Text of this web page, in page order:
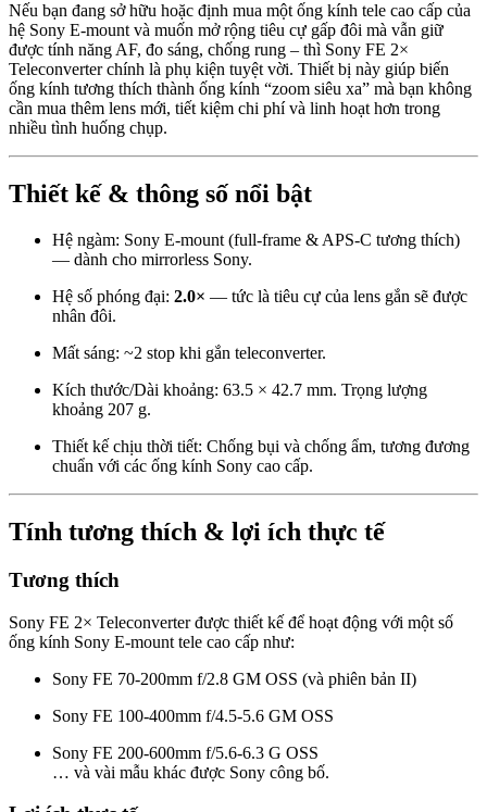
Nếu bạn đang sở hữu hoặc định mua một ống kính tele cao cấp của
hệ Sony E-mount và muốn mở rộng tiêu cự gấp đôi mà vẫn giữ
được tính năng AF, đo sáng, chống rung – thì Sony FE 2×
Teleconverter chính là phụ kiện tuyệt vời. Thiết bị này giúp biến
ống kính tương thích thành ống kính “zoom siêu xa” mà bạn không
cần mua thêm lens mới, tiết kiệm chi phí và linh hoạt hơn trong
nhiều tình huống chụp.
Thiết kế & thông số nổi bật
Hệ ngàm: Sony E-mount (full-frame & APS-C tương thích)
— dành cho mirrorless Sony.
Hệ số phóng đại: 2.0× — tức là tiêu cự của lens gắn sẽ được
nhân đôi.
Mất sáng: ~2 stop khi gắn teleconverter.
Kích thước/Dài khoảng: 63.5 × 42.7 mm. Trọng lượng
khoảng 207 g.
Thiết kế chịu thời tiết: Chống bụi và chống ẩm, tương đương
chuẩn với các ống kính Sony cao cấp.
Tính tương thích & lợi ích thực tế
Tương thích
Sony FE 2× Teleconverter được thiết kế để hoạt động với một số
ống kính Sony E-mount tele cao cấp như:
Sony FE 70-200mm f/2.8 GM OSS (và phiên bản II)
Sony FE 100-400mm f/4.5-5.6 GM OSS
Sony FE 200-600mm f/5.6-6.3 G OSS
… và vài mẫu khác được Sony công bố.